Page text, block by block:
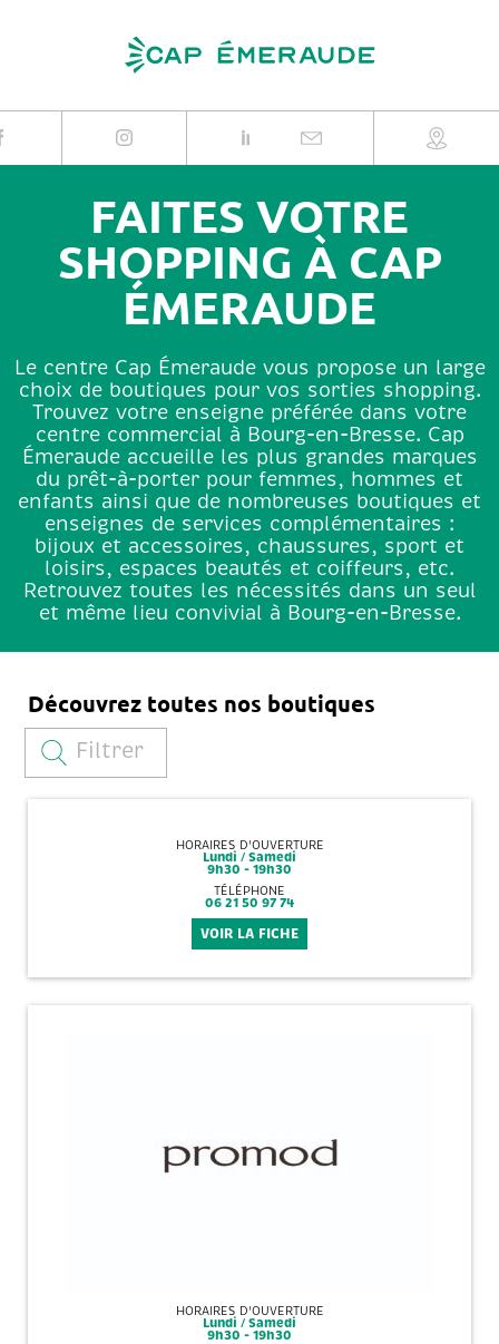
FAITES VOTRE
SHOPPING À CAP
ÉMERAUDE
Le centre Cap Émeraude vous propose un large
choix de boutiques pour vos sorties shopping.
Trouvez votre enseigne préférée dans votre
centre commercial à Bourg-en-Bresse. Cap
Émeraude accueille les plus grandes marques
du prêt-à-porter pour femmes, hommes et
enfants ainsi que de nombreuses boutiques et
enseignes de services complémentaires :
bijoux et accessoires, chaussures, sport et
loisirs, espaces beautés et coiffeurs, etc.
Retrouvez toutes les nécessités dans un seul
et même lieu convivial à Bourg-en-Bresse.
Découvrez toutes nos boutiques
Filtrer
HORAIRES D'OUVERTURE
Lundi / Samedi
9h30 - 19h30
TÉLÉPHONE
06 21 50 97 74
VOIR LA FICHE
HORAIRES D'OUVERTURE
Lundi / Samedi
9h30 - 19h30